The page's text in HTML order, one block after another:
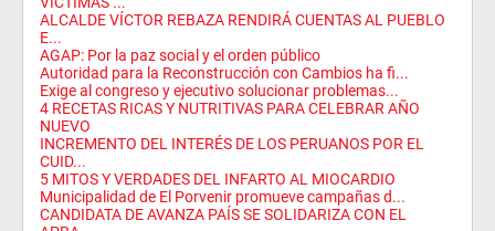
ALCALDE VÍCTOR REBAZA RENDIRÁ CUENTAS AL PUEBLO
E...
AGAP: Por la paz social y el orden público
Autoridad para la Reconstrucción con Cambios ha fi...
Exige al congreso y ejecutivo solucionar problemas...
4 RECETAS RICAS Y NUTRITIVAS PARA CELEBRAR AÑO
NUEVO
INCREMENTO DEL INTERÉS DE LOS PERUANOS POR EL
CUID...
5 MITOS Y VERDADES DEL INFARTO AL MIOCARDIO
Municipalidad de El Porvenir promueve campañas d...
CANDIDATA DE AVANZA PAÍS SE SOLIDARIZA CON EL